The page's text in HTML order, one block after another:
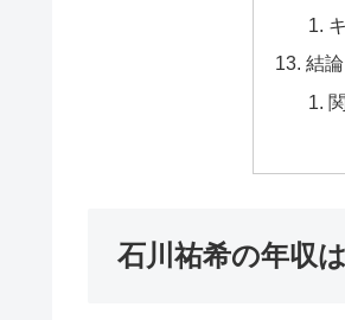
結論
石川祐希の年収